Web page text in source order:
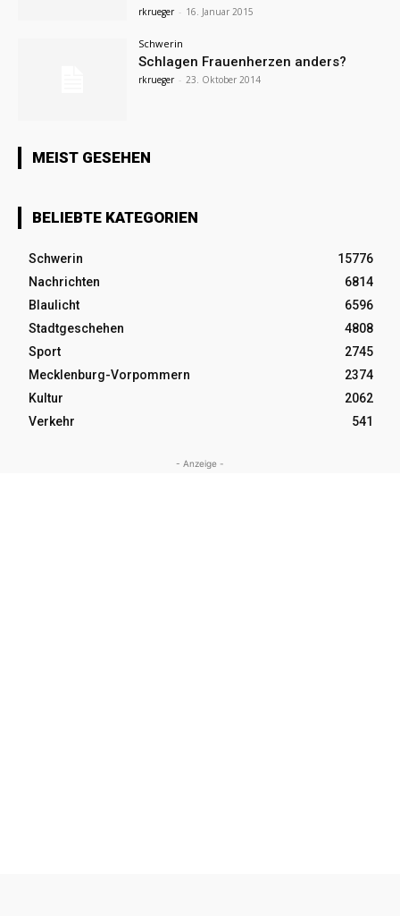
rkrueger - 16. Januar 2015
Schwerin
Schlagen Frauenherzen anders?
rkrueger - 23. Oktober 2014
MEIST GESEHEN
BELIEBTE KATEGORIEN
Schwerin
15776
Nachrichten
6814
Blaulicht
6596
Stadtgeschehen
4808
Sport
2745
Mecklenburg-Vorpommern
2374
Kultur
2062
Verkehr
541
- Anzeige -